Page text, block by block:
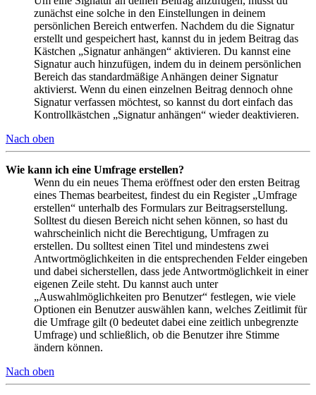
zunächst eine solche in den Einstellungen in deinem
persönlichen Bereich entwerfen. Nachdem du die Signatur
erstellt und gespeichert hast, kannst du in jedem Beitrag das
Kästchen „Signatur anhängen“ aktivieren. Du kannst eine
Signatur auch hinzufügen, indem du in deinem persönlichen
Bereich das standardmäßige Anhängen deiner Signatur
aktivierst. Wenn du einen einzelnen Beitrag dennoch ohne
Signatur verfassen möchtest, so kannst du dort einfach das
Kontrollkästchen „Signatur anhängen“ wieder deaktivieren.
Nach oben
Wie kann ich eine Umfrage erstellen?
Wenn du ein neues Thema eröffnest oder den ersten Beitrag
eines Themas bearbeitest, findest du ein Register „Umfrage
erstellen“ unterhalb des Formulars zur Beitragserstellung.
Solltest du diesen Bereich nicht sehen können, so hast du
wahrscheinlich nicht die Berechtigung, Umfragen zu
erstellen. Du solltest einen Titel und mindestens zwei
Antwortmöglichkeiten in die entsprechenden Felder eingeben
und dabei sicherstellen, dass jede Antwortmöglichkeit in einer
eigenen Zeile steht. Du kannst auch unter
„Auswahlmöglichkeiten pro Benutzer“ festlegen, wie viele
Optionen ein Benutzer auswählen kann, welches Zeitlimit für
die Umfrage gilt (0 bedeutet dabei eine zeitlich unbegrenzte
Umfrage) und schließlich, ob die Benutzer ihre Stimme
ändern können.
Nach oben